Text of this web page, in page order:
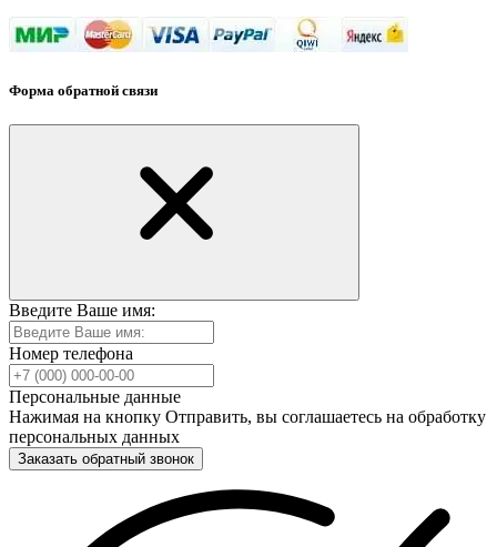
Форма обратной связи
Введите Ваше имя:
Номер телефона
Персональные данные
Нажимая на кнопку Отправить, вы соглашаетесь на обработку
персональных данных
Заказать обратный звонок